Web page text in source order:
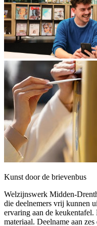
Kunst door de brievenbus
Welzijnswerk Midden-
die deelnemers vrij kunnen
ervaring aan de
materiaal. Deelname aan